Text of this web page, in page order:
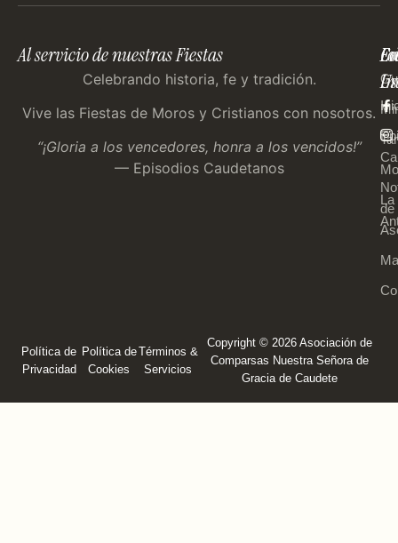
Al servicio de nuestras Fiestas
Celebrando historia, fe y tradición.
Vive las Fiestas de Moros y Cristianos con nosotros.
“¡Gloria a los vencedores, honra a los vencidos!”
— Episodios Caudetanos
de
La
Us
Copyright © 2026 Asociación de
Comparsas Nuestra Señora de
Gracia de Caudete
Política de
Privacidad
Política de
Cookies
Términos &
Servicios